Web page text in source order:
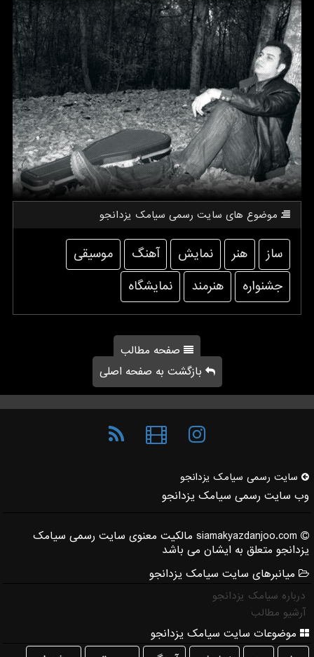
موضوع های سایت رسمی سیامك یزدانجو
ساز هنر نمایش آهنگ
موسیقی
جشنواره
هنرمند نمایشگاه
صفحه مطالب
بازگشت به صفحه اصلی
سایت رسمی سیامك یزدانجو
وب سایت رسمی سیامک یزدانجو
siamakyazdanjoo.com مالکیت معنوی سایت رسمی سیامک
یزدانجو متعلق به ایشان می باشد
میانبرهای سایت سیامک یزدانجو
درباره سیامک یزدانجو
آرشیو مطالب
موضوعات سایت سیامک یزدانجو